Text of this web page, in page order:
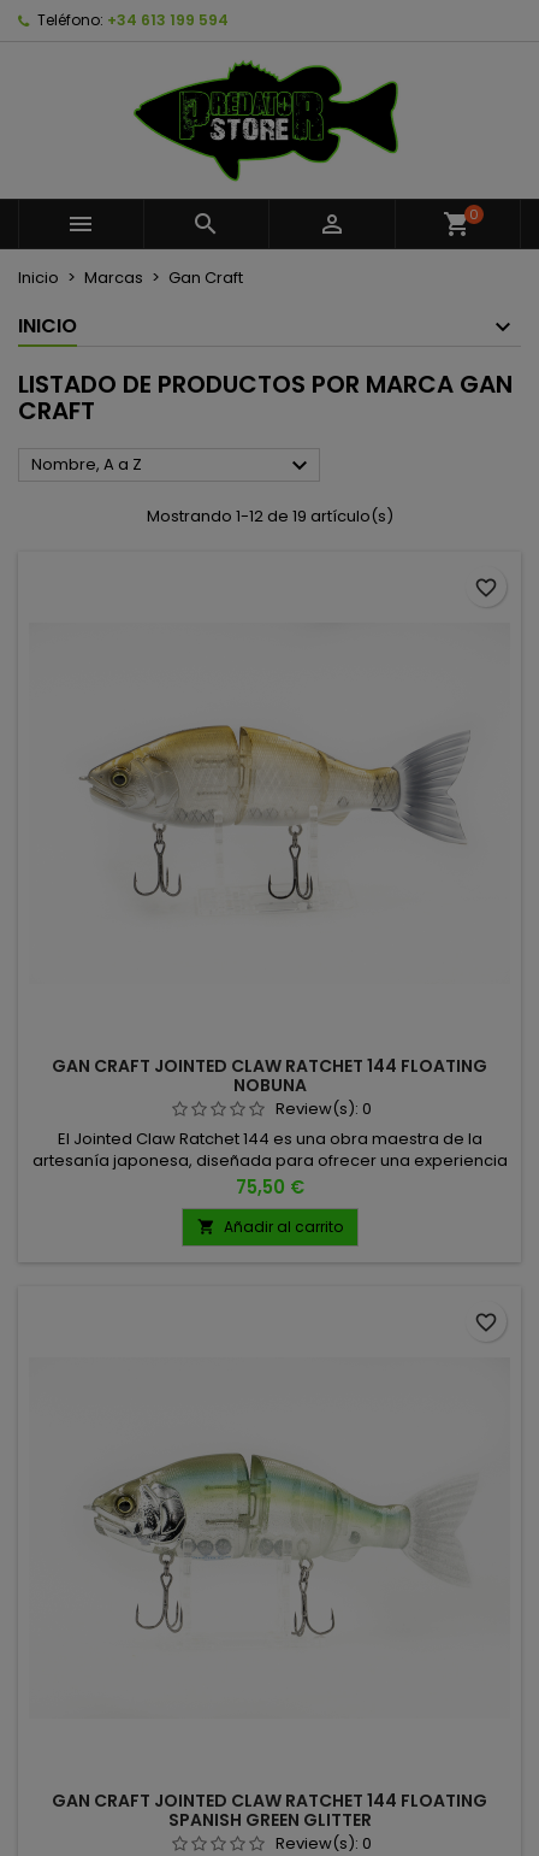
Teléfono: +34 613 199 594
   shopping_cart0
Inicio Marcas Gan Craft
INICIO
LISTADO DE PRODUCTOS POR MARCA GAN
CRAFT
Nombre, A a Z 
Mostrando 1-12 de 19 artículo(s)
GAN CRAFT JOINTED CLAW RATCHET 144 FLOATING
NOBUNA
Review(s): 0
El Jointed Claw Ratchet 144 es una obra maestra de la
artesanía japonesa, diseñada para ofrecer una experiencia
de pesca superior y versátil, capaz de adaptarse a
diferentes situaciones y niveles de actividad del Black Bass.
Características Técnicas: Tamaño: 144 mm Peso: 1.2 oz (34g)
Tamaño de anzuelo: Triple del #4 Acción: Flotante Fabricado
Precio
75,50 €
 Añadir al carrito
favorite_border
GAN CRAFT JOINTED CLAW RATCHET 144 FLOATING
SPANISH GREEN GLITTER
Review(s): 0
favorite_border
Crear nueva lista
((confirmMessage))
((cancelText))
Nombre de la lista de deseos
Cancelar Crear lista de deseos
Debe iniciar sesión para guardar productos en su
lista de deseos.
Iniciar sesión